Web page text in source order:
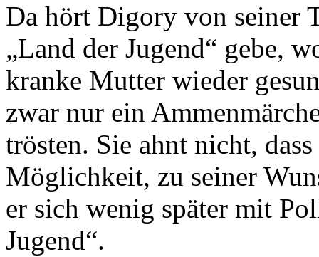
Da hört Digory von seiner
„Land der Jugend“ gebe,
kranke Mutter wieder
zwar nur ein
trösten. Sie ahnt nicht,
Möglichkeit, zu seiner
er sich wenig später mit
Jugend“.